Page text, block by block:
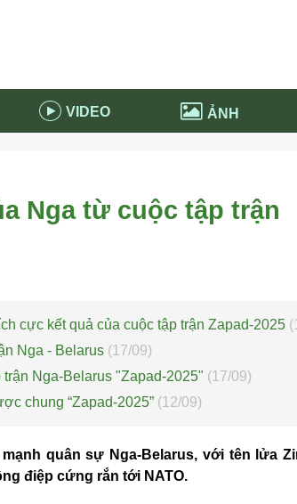
VIDEO ẢNH
NABU EDUCATION
Nga từ cuộc tập trận
cực kết quả của cuộc tập trận Zapad-2025
Nga - Belarus (17/09)
Nga-Belarus "Zapad-2025" (17/09)
chung “Zapad-2025” (12/09)
quân sự Nga-Belarus, với tên lửa
điệp cứng rắn tới NATO.